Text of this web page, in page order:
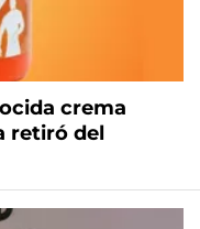
crema
retiró del